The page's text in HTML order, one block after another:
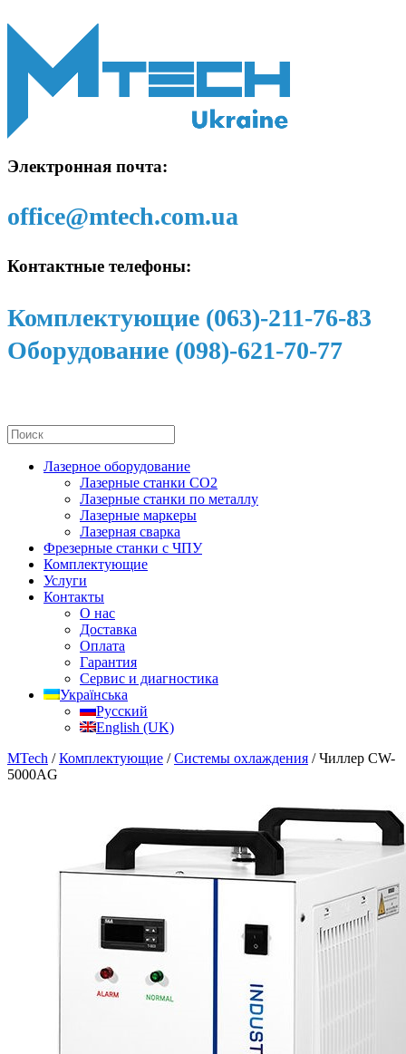
Электронная почта:
office@mtech.com.ua
Контактные телефоны:
Комплектующие (063)-211-76-83
Оборудование (098)-621-70-77
Лазерное оборудование
Лазерные станки CO2
Лазерные станки по металлу
Лазерные маркеры
Лазерная сварка
Фрезерные станки с ЧПУ
Комплектующие
Услуги
Контакты
О нас
Доставка
Оплата
Гарантия
Сервис и диагностика
Українська
Русский
English (UK)
MTech /Комплектующие /Системы охлаждения / Чиллер CW-
5000AG